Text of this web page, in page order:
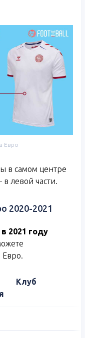
Евро
в самом центре
левой части.
2020-2021
2021 году
Евро.
Клуб